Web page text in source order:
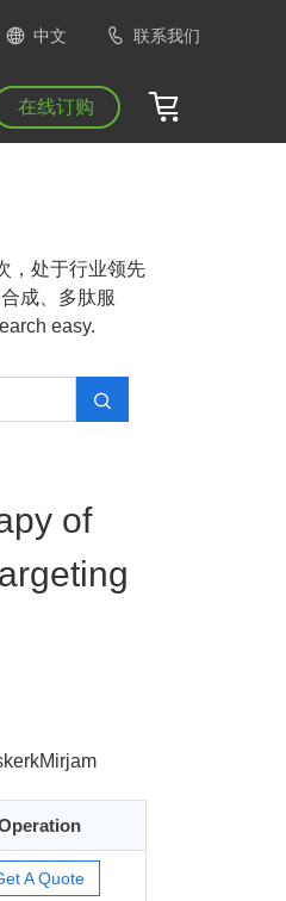
中文 联系我们
在线订购
，处于行业领先
成、多肽服
easy.
of
A Quote